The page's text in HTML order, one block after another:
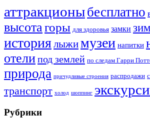
аттракционыбесплатно
высота горы для здоровья замки
историялыжимузеи напитки
отелипод землей по следам Гарри
природа причудливые строения распродажи
транспорт холод шоппинг
Рубрики